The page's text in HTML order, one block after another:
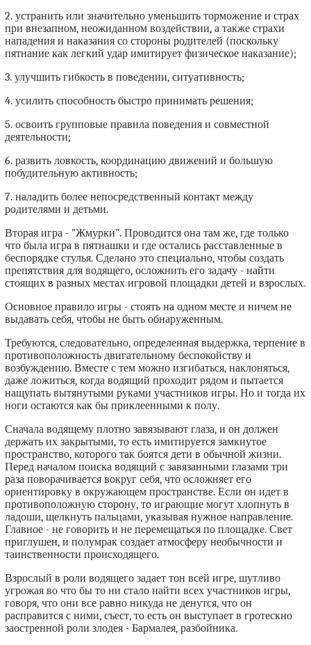
2. устранить или значительно уменьшить торможение и страх
при внезапном, неожиданном воздействии, а также страхи
нападения и наказания со стороны родителей (поскольку
пятнание как легкий удар имитирует физическое наказание);
3. улучшить гибкость в поведении, ситуативность;
4. усилить способность быстро принимать решения;
5. освоить групповые правила поведения и совместной
деятельности;
6. развить ловкость, координацию движений и большую
побудительную активность;
7. наладить более непосредственный контакт между
родителями и детьми.
Вторая игра - "Жмурки". Проводится она там же, где только
что была игра в пятнашки и где остались расставленные в
беспорядке стулья. Сделано это специально, чтобы создать
препятствия для водящего, осложнить его задачу - найти
стоящих в разных местах игровой площадки детей и взрослых.
Основное правило игры - стоять на одном месте и ничем не
выдавать себя, чтобы не быть обнаруженным.
Требуются, следовательно, определенная выдержка, терпение в
противоположность двигательному беспокойству и
возбуждению. Вместе с тем можно изгибаться, наклоняться,
даже ложиться, когда водящий проходит рядом и пытается
нащупать вытянутыми руками участников игры. Но и тогда их
ноги остаются как бы приклеенными к полу.
Сначала водящему плотно завязывают глаза, и он должен
держать их закрытыми, то есть имитируется замкнутое
пространство, которого так боятся дети в обычной жизни.
Перед началом поиска водящий с завязанными глазами три
раза поворачивается вокруг себя, что осложняет его
ориентировку в окружающем пространстве. Если он идет в
противоположную сторону, то играющие могут хлопнуть в
ладоши, щелкнуть пальцами, указывая нужное направление.
Главное - не говорить и не перемещаться по площадке. Свет
приглушен, и полумрак создает атмосферу необычности и
таинственности происходящего.
Взрослый в роли водящего задает тон всей игре, шутливо
угрожая во что бы то ни стало найти всех участников игры,
говоря, что они все равно никуда не денутся, что он
расправится с ними, съест, то есть он выступает в гротескно
заостренной роли злодея - Бармалея, разбойника.